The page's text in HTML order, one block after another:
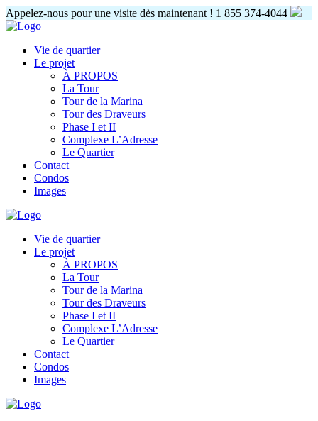
Appelez-nous pour une visite dès maintenant ! 1 855 374-4044
Vie de quartier
Le projet
À PROPOS
La Tour
Tour de la Marina
Tour des Draveurs
Phase I et II
Complexe L’Adresse
Le Quartier
Contact
Condos
Images
Vie de quartier
Le projet
À PROPOS
La Tour
Tour de la Marina
Tour des Draveurs
Phase I et II
Complexe L’Adresse
Le Quartier
Contact
Condos
Images